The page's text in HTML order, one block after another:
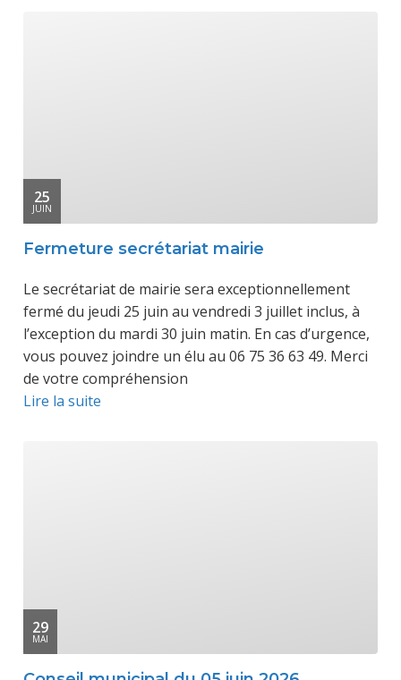
25
JUIN
Fermeture secrétariat mairie
Le secrétariat de mairie sera exceptionnellement
fermé du jeudi 25 juin au vendredi 3 juillet inclus, à
l’exception du mardi 30 juin matin. En cas d’urgence,
vous pouvez joindre un élu au 06 75 36 63 49. Merci
de votre compréhension
Lire la suite
29
MAI